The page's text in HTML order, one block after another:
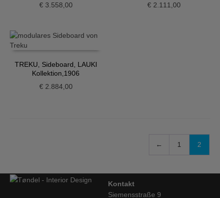
€3.558,00
€ 2.111,00
TREKU, Sideboard, LAUKI
Kollektion,1906
€2.884,00
← 1 2
Kontakt
Siemensstraße 9